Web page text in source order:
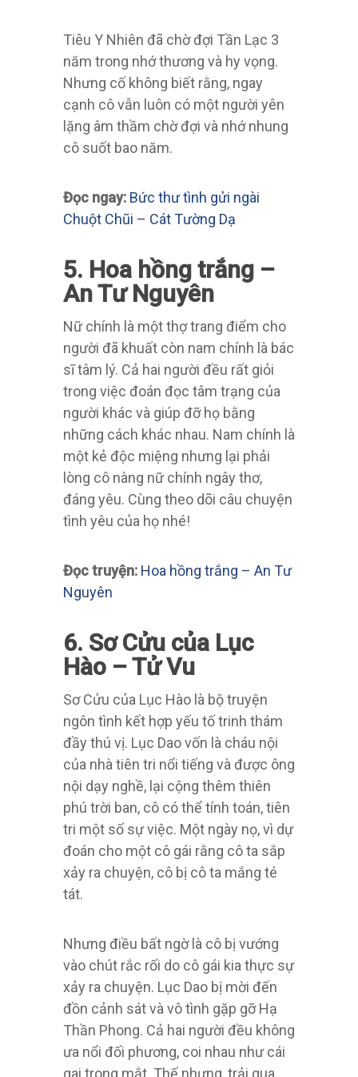
Tiêu Y Nhiên đã chờ đợi Tần Lạc 3
năm trong nhớ thương và hy vọng.
Nhưng cố không biết rằng, ngay
cạnh cô vẫn luôn có một người yên
lặng âm thầm chờ đợi và nhớ nhung
cô suốt bao năm.
Đọc ngay: Bức thư tình gửi ngài
Chuột Chũi – Cát Tường Dạ
5. Hoa hồng trắng –
An Tư Nguyên
Nữ chính là một thợ trang điểm cho
người đã khuất còn nam chính là bác
sĩ tâm lý. Cả hai người đều rất giỏi
trong việc đoán đọc tâm trạng của
người khác và giúp đỡ họ bằng
những cách khác nhau. Nam chính là
một kẻ độc miệng nhưng lại phải
lòng cô nàng nữ chính ngây thơ,
đáng yêu. Cùng theo dõi câu chuyện
tình yêu của họ nhé!
Đọc truyện: Hoa hồng trắng – An Tư
Nguyên
6. Sơ Cửu của Lục
Hào – Tử Vu
Sơ Cửu của Lục Hào là bộ truyện
ngôn tình kết hợp yếu tố trinh thám
đầy thú vị. Lục Dao vốn là cháu nội
của nhà tiên tri nổi tiếng và được ông
nội dạy nghề, lại cộng thêm thiên
phú trời ban, cô có thể tính toán, tiên
tri một số sự việc. Một ngày nọ, vì dự
đoán cho một cô gái rằng cô ta sắp
xảy ra chuyện, cô bị cô ta mắng té
tát.
Nhưng điều bất ngờ là cô bị vướng
vào chút rắc rối do cô gái kia thực sự
xảy ra chuyện. Lục Dao bị mời đến
đồn cảnh sát và vô tình gặp gỡ Hạ
Thần Phong. Cả hai người đều không
ưa nổi đối phương, coi nhau như cái
gai trong mắt. Thế nhưng, trải qua